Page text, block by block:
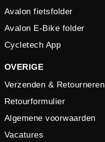
Avalon fietsfolder
Avalon E-Bike folder
Cycletech App
OVERIGE
Verzenden & Retourneren
Retourformulier
Algemene voorwaarden
Vacatures